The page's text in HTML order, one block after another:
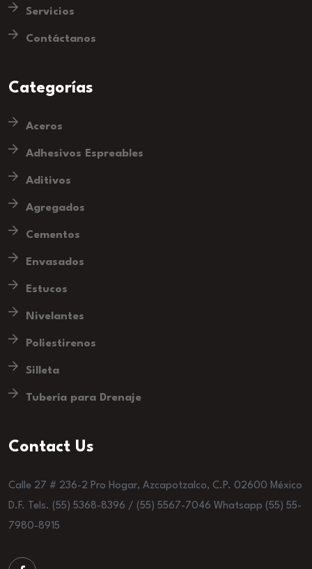
Servicios
Contáctanos
Categorías
Aceros
Adhesivos Espreables
Aditivos
Agregados
Cementos
Envasados
Estucos
Nivelantes
Poliestirenos
Silleta
Tubería para Drenaje
Contact Us
Calle 27 # 236-2 Pro Hogar, Azcapotzalco, C.P. 02600 México
D.F. Tels. (55) 5368-8396 / (55) 5567-7046 Whatsapp (55) 55-
7980-8915